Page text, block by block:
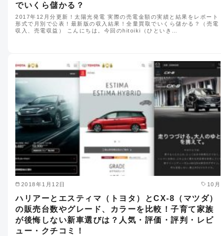
でいくら儲かる？
2017年12月分更新！太陽光発電 実際の売電金額の実績と結果をレポート
形式で月別で公表！最新版の収入結果！全量買取でいくら儲かる？（売電
収入、売電収益） こんにちは。今回のhitoiki（ひといき…
2018年1月12日 10月
ハリアーとエスティマ（トヨタ）とCX-8（マツダ）
の販売台数やグレード、カラーを比較！子育て家族
が後悔しない新車選びは？人気・評価・評判・レビ
ュー・クチコミ！